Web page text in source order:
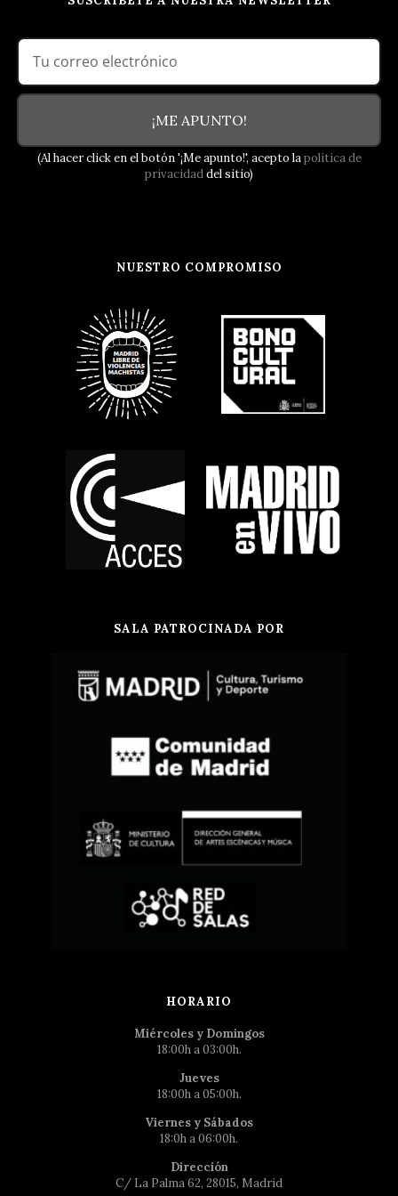
¡ME APUNTO!
(Al hacer click en el botón '¡Me apunto!', acepto lapolítica de
privacidaddel sitio)
NUESTRO COMPROMISO
SALA PATROCINADA POR
HORARIO
Miércoles y Domingos
18:00h a 03:00h.
Jueves
18:00h a 05:00h.
Viernes y Sábados
18:0h a 06:00h.
Dirección
C/ La Palma 62, 28015, Madrid